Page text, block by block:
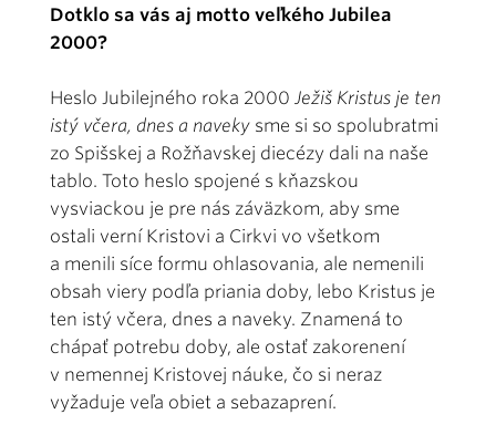
Dotklo sa vás aj motto veľkého Jubilea
2000?
Heslo Jubilejného roka 2000 Ježiš Kristus je ten
istý včera, dnes a naveky sme si so spolubratmi
zo Spišskej a Rožňavskej diecézy dali na naše
tablo. Toto heslo spojené s kňazskou
vysviackou je pre nás záväzkom, aby sme
ostali verní Kristovi a Cirkvi vo všetkom
a menili síce formu ohlasovania, ale nemenili
obsah viery podľa priania doby, lebo Kristus je
ten istý včera, dnes a naveky. Znamená to
chápať potrebu doby, ale ostať zakorenení
v nemennej Kristovej náuke, čo si neraz
vyžaduje veľa obiet a sebazaprení.